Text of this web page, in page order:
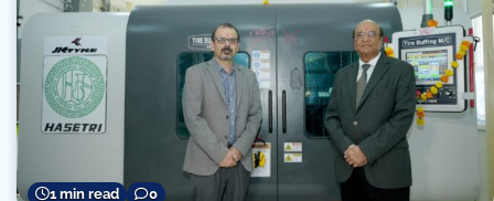
1 min read 0